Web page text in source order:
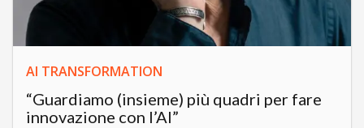
AI TRANSFORMATION
“Guardiamo (insieme) più quadri per fare
innovazione con l’AI”